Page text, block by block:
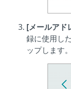
[メールアド
録に使用し
ップします。